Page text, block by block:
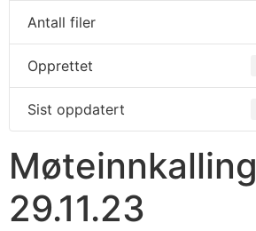
Antall filer
Opprettet
Sist oppdatert
Møteinnkalling
29.11.23